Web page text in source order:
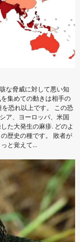
な脅威に対して悪い知
集めての動きは相手の
恐れ以上です。 この恐
ア、ヨーロッパ、米国
た大発生の麻疹. どのよ
歴史の種です。 敗者が
と覚えて...